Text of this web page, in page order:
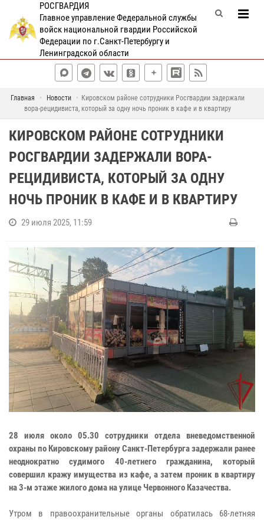
РОСГВАРДИЯ
Главное управление Федеральной службы
войск национальной гвардии Российской
Федерации по г.Санкт-Петербургу и
Ленинградской области
Главная Новости
Кировском районе сотрудники Росгвардии задержали
вора-рецидивиста, который за одну ночь проник в кафе и в квартиру
КИРОВСКОМ РАЙОНЕ СОТРУДНИКИ
РОСГВАРДИИ ЗАДЕРЖАЛИ ВОРА-
РЕЦИДИВИСТА, КОТОРЫЙ ЗА ОДНУ
НОЧЬ ПРОНИК В КАФЕ И В КВАРТИРУ
29 июля 2025, 11:59
28 июля около 05.30 сотрудники отдела вневедомственной
охраны по Кировскому району Санкт-Петербурга задержали ранее
неоднократно судимого 40-летнего гражданина, который
совершил кражу имущества из кафе, а затем проник в квартиру
на 3-м этаже жилого дома на улице Червонного Казачества.
Утром в правоохранительные органы обратилась 68-летняя